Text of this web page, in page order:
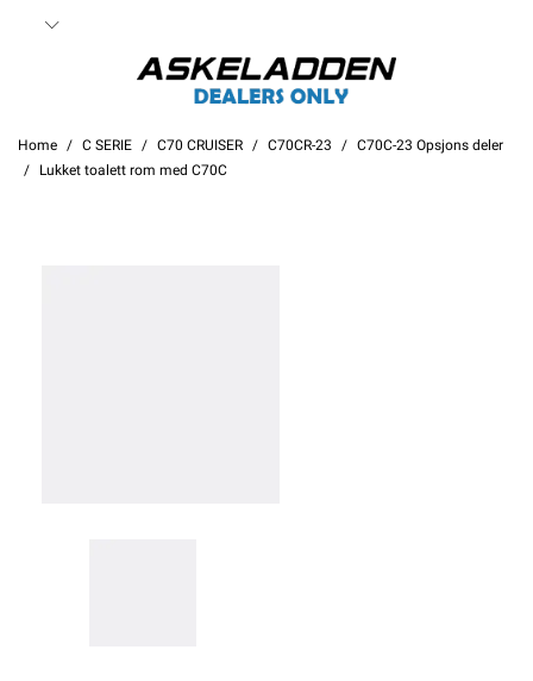
Home C SERIE C70 CRUISER C70CR-23
C70C-23 Opsjons deler
Lukket toalett rom med C70C